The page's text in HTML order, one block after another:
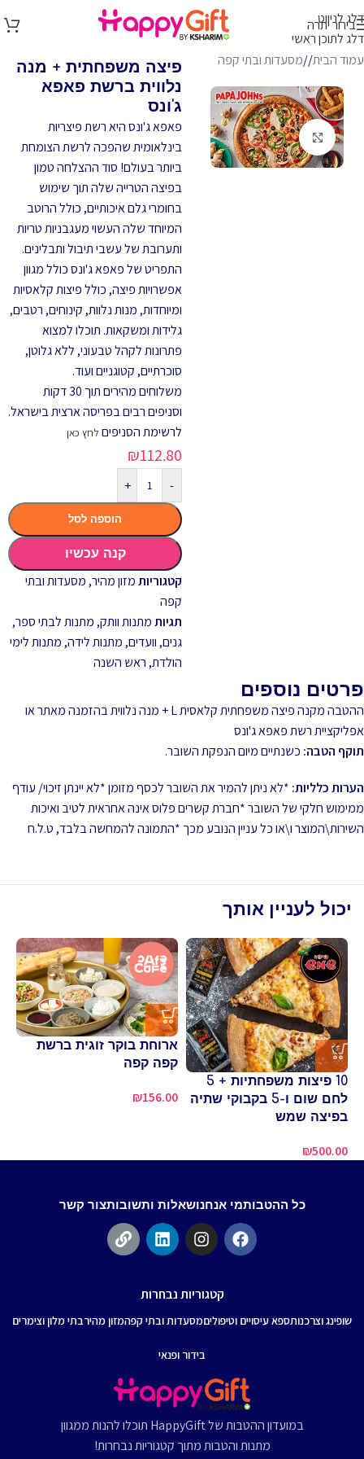
דלג לניווט
דלג לתוכן ראשי
בירור יתרה
עמוד הבית/ מסעדות ובתי קפה
לחץ להגדלה
פיצה משפחתית + מנה
נלווית ברשת פאפא
ג'ונס
פאפא ג'ונס היא רשת פיצריות
בינלאומית שהפכה לרשת הצומחת
ביותר בעולם! סוד ההצלחה טמון
בפיצה הטרייה שלה תוך שימוש
בחומרי גלם איכותיים, כולל הרוטב
המיוחד שלה העשוי מעגבניות טריות
ותערובת של עשבי תיבול ותבלינים.
התפריט של פאפא ג'ונס כולל מגוון
אפשרויות פיצה, כולל פיצות קלאסיות
ומיוחדות, מנות נלוות, קינוחים, רטבים,
גלידות ומשקאות. תוכלו למצוא
פתרונות לקהל טבעוני, ללא גלוטן,
סוכרתיים, קטוגניים ועוד.
משלוחים מהירים תוך 30 דקות
וסניפים רבים בפריסה ארצית בישראל.
לרשימת הסניפים לחץ כאן
₪112.80
-
+
הוספה לסל
קנה עכשיו
קטגוריותמזון מהיר, מסעדות ובתי
קפה
תגיותמתנות וותק, מתנות לבתי ספר,
גנים, וועדים, מתנות לידה, מתנות לימי
הולדת, ראש השנה
פרטים נוספים
ההטבה מקנה פיצה משפחתית קלאסית L + מנה נלווית בהזמנה מאתר או
אפליקציית רשת פאפא ג'ונס
תוקף הטבה: כשנתיים מיום הנפקת השובר.
הערות כלליות: *לא ניתן להמיר את השובר לכסף מזומן *לא יינתן זיכוי/ עודף
ממימוש חלקי של השובר *חברת קשרים פלוס אינה אחראית לטיב ואיכות
השירות\המוצר ו\או כל עניין הנובע מכך *התמונה להמחשה בלבד, ט.ל.ח
יכול לעניין אותך
10 פיצות משפחתיות + 5
לחם שום ו-5 בקבוקי שתיה
בפיצה שמש
₪500.00
ארוחת בוקר זוגית ברשת
קפה קפה
₪156.00
כל ההטבותמי אנחנושאלות ותשובותצור קשר
קטגוריות נבחרות
שופינג וצרכנותספא עיסויים וטיפוליםמסעדות ובתי קפהמזון מהירבתי מלון וצימרים
בידור ופנאי
במועדון ההטבות של HappyGift תוכלו להנות ממגוון
מתנות והטבות מתוך קטגוריות נבחרות!